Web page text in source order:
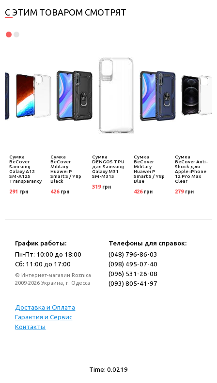
С ЭТИМ ТОВАРОМ СМОТРЯТ
Сумка
BeCover
Samsung
Galaxy A12
SM-A125
Transparancy
291 грн
Сумка
BeCover
Military
Huawei P
Smart S / Y8p
Black
426 грн
Сумка
DENGOS TPU
для Samsung
Galaxy M31
SM-M315
319 грн
Сумка
BeCover
Military
Huawei P
Smart S / Y8p
Blue
426 грн
Сумка
BeCover Anti-
Shock для
Apple iPhone
12 Pro Max
Clear
279 грн
График работы:
Пн-Пт: 10:00 до 18:00
Сб: 11:00 до 17:00
© Интернет-магазин Roznica
2009-2026 Украина, г. Одесса
Телефоны для справок:
(048) 796-86-03
(098) 495-07-40
(096) 531-26-08
(093) 805-41-97
Доставка и Оплата
Гарантия и Сервис
Контакты
Time: 0.0219